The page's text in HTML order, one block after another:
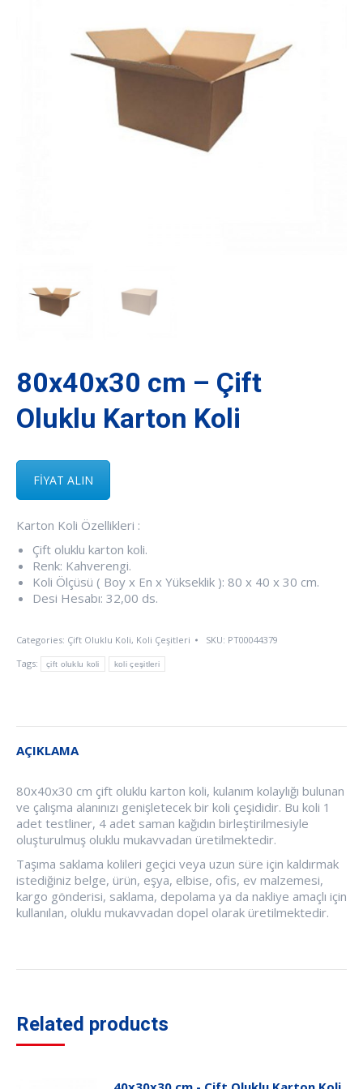
80x40x30 cm – Çift
Oluklu Karton Koli
FİYAT ALIN
Karton Koli Özellikleri :
Çift oluklu karton koli.
Renk: Kahverengi.
Koli Ölçüsü ( Boy x En x Yükseklik ): 80 x 40 x 30 cm.
Desi Hesabı: 32,00 ds.
Categories: Çift Oluklu Koli, Koli Çeşitleri SKU: PT00044379
Tags:
çift oluklu koli koli çeşitleri
AÇIKLAMA
80x40x30 cm çift oluklu karton koli, kulanım kolaylığı bulunan
ve çalışma alanınızı genişletecek bir koli çeşididir. Bu koli 1
adet testliner, 4 adet saman kağıdın birleştirilmesiyle
oluşturulmuş oluklu mukavvadan üretilmektedir.
Taşıma saklama kolileri geçici veya uzun süre için kaldırmak
istediğiniz belge, ürün, eşya, elbise, ofis, ev malzemesi,
kargo gönderisi, saklama, depolama ya da nakliye amaçlı için
kullanılan, oluklu mukavvadan dopel olarak üretilmektedir.
Related products